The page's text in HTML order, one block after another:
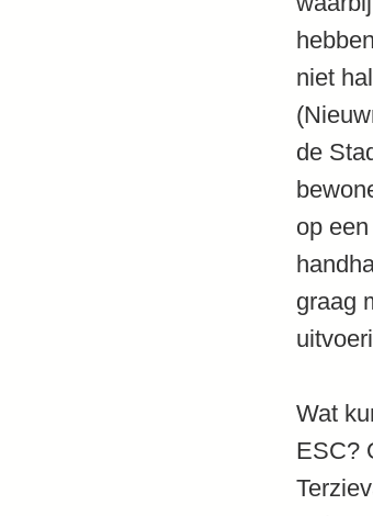
niet
de
op
graag
Wat
ESC?